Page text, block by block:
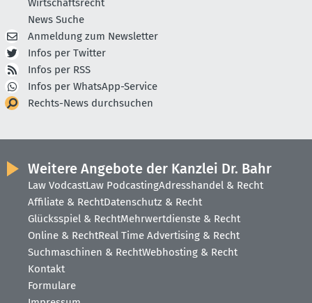
Wirtschaftsrecht
News Suche
Anmeldung zum Newsletter
Infos per Twitter
Infos per RSS
Infos per WhatsApp-Service
Rechts-News durchsuchen
Weitere Angebote der Kanzlei Dr. Bahr
Law VodcastLaw PodcastingAdresshandel & Recht
Affiliate & RechtDatenschutz & Recht
Glücksspiel & RechtMehrwertdienste & Recht
Online & RechtReal Time Advertising & Recht
Suchmaschinen & RechtWebhosting & Recht
Kontakt
Formulare